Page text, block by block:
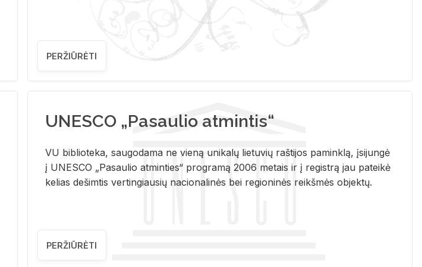
PERŽIŪRĖTI
UNESCO „Pasaulio atmintis“
VU biblioteka, saugodama ne vieną unikalų lietuvių raštijos paminklą, įsijungė
į UNESCO „Pasaulio atminties“ programą 2006 metais ir į registrą jau pateikė
kelias dešimtis vertingiausių nacionalinės bei regioninės reikšmės objektų.
PERŽIŪRĖTI